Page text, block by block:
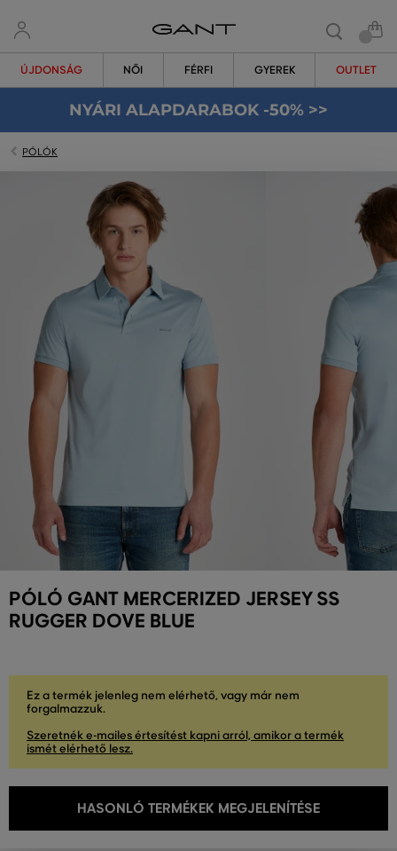
ÚJDONSÁG NŐI FÉRFI GYEREK OUTLET
NYÁRI ALAPDARABOK -50% >>
PÓLÓK
PÓLÓ GANT MERCERIZED JERSEY SS
RUGGER DOVE BLUE
Ez a termék jelenleg nem elérhető, vagy már nem
forgalmazzuk.
Szeretnék e-mailes értesítést kapni arról, amikor a termék
ismét elérhető lesz.
HASONLÓ TERMÉKEK MEGJELENÍTÉSE